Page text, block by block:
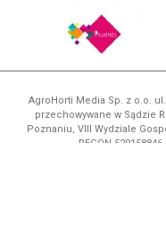
AgroHorti Media Sp. z o.o.
przechowywane w Sądzie
Poznaniu, VIII Wydziale
REGON